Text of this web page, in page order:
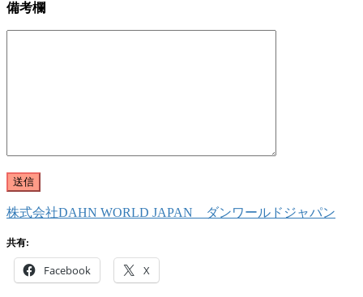
備考欄
株式会社DAHN WORLD JAPAN ダンワールドジャパン
共有:
Facebook X